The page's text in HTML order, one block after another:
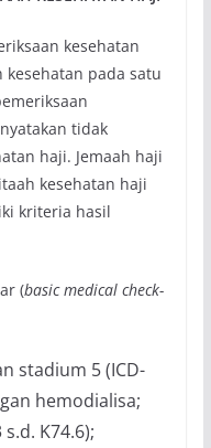
kesehatan
pada satu
tidak
haji. Jemaah haji
kesehatan haji
kriteria hasil
(basic medical check-
stadium 5 (ICD-
hemodialisa;
K74.6);